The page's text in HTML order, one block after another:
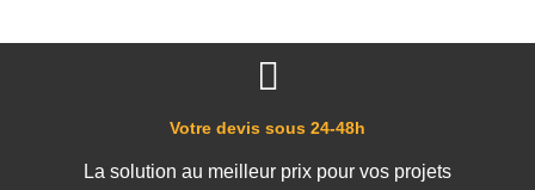
Votre devis sous 24-48h
La solution au meilleur prix pour vos projets